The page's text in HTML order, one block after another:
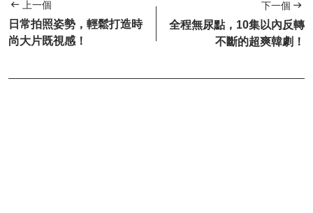
上一個
日常拍照姿勢，輕鬆打造時
尚大片既視感！
下一個
全程無尿點，10集以內反轉
不斷的超爽韓劇！